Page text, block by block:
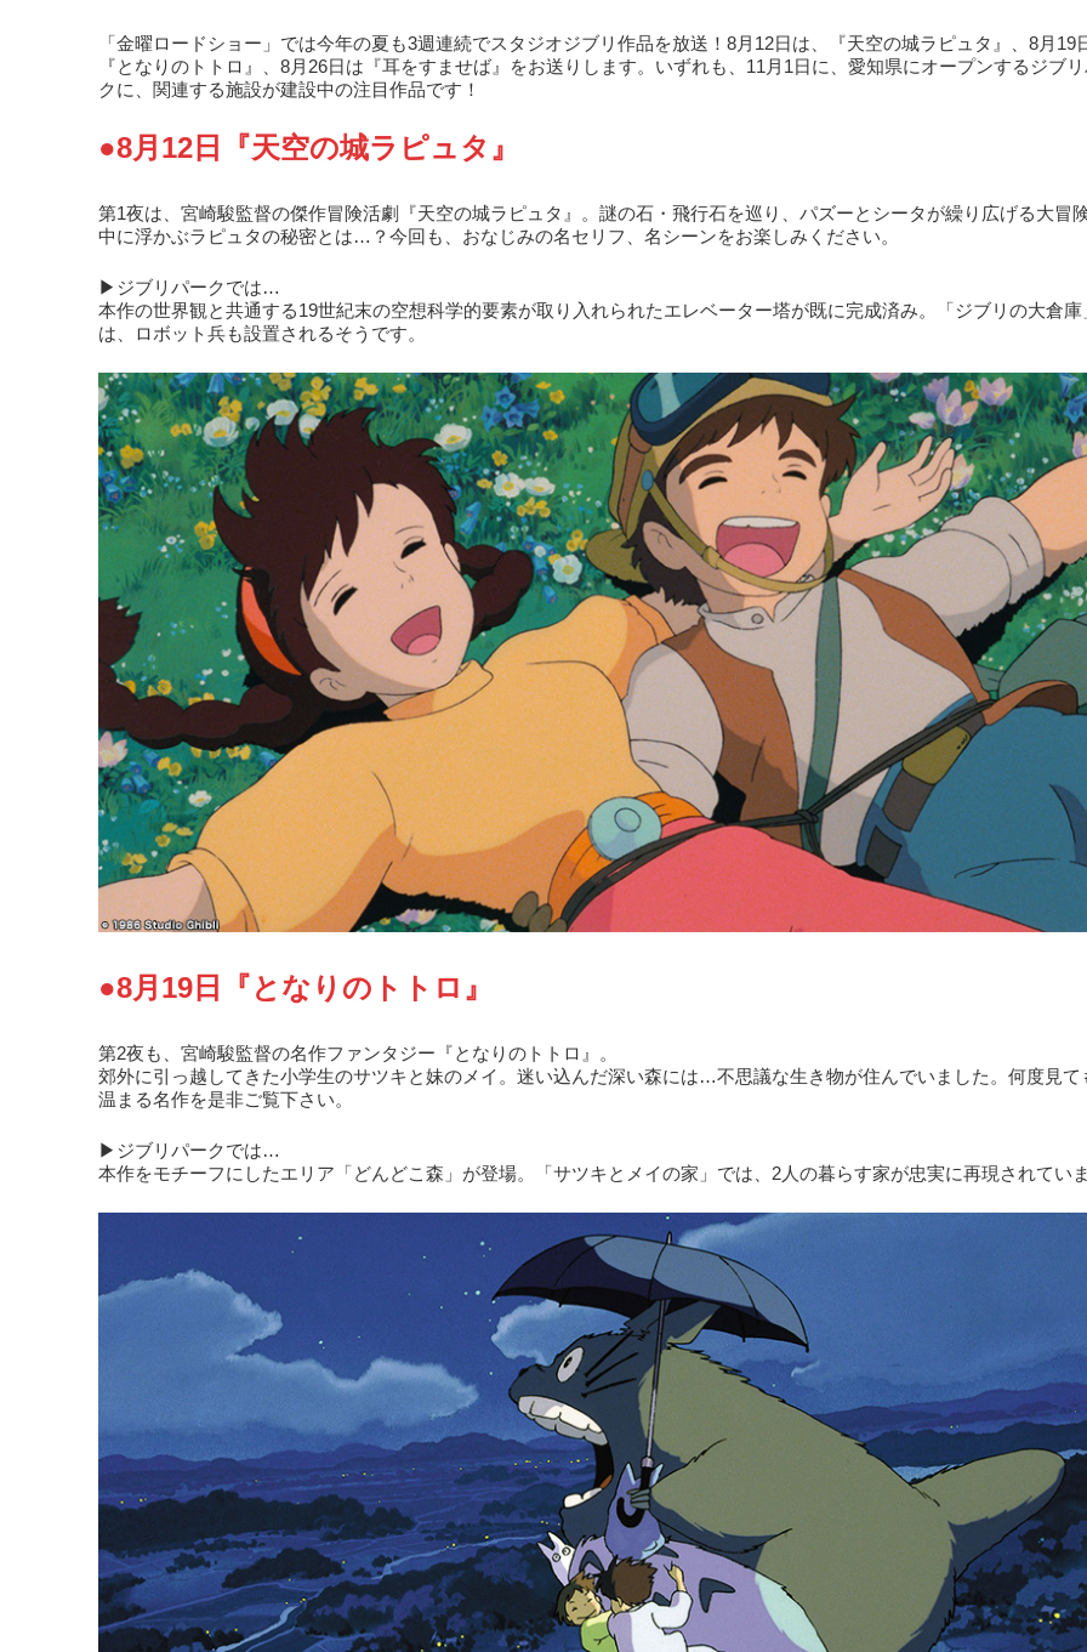
「金曜ロードショー」では今年の夏も3週連続でスタジオジブリ作品を放送！8月12日は、『天空の城ラピュタ』、8月19
『となりのトトロ』、8月26日は『耳をすませば』をお送りします。いずれも、11月1日に、愛知県にオープンするジブ
クに、関連する施設が建設中の注目作品です！
●8月12日『天空の城ラピュタ』
第1夜は、宮崎駿監督の傑作冒険活劇『天空の城ラピュタ』。謎の石・飛行石を巡り、パズーとシータが繰り広げる大冒
中に浮かぶラピュタの秘密とは…？今回も、おなじみの名セリフ、名シーンをお楽しみください。
▶ジブリパークでは…
本作の世界観と共通する19世紀末の空想科学的要素が取り入れられたエレベーター塔が既に完成済み。「ジブリの大倉庫
は、ロボット兵も設置されるそうです。
●8月19日『となりのトトロ』
第2夜も、宮崎駿監督の名作ファンタジー『となりのトトロ』。
郊外に引っ越してきた小学生のサツキと妹のメイ。迷い込んだ深い森には…不思議な生き物が住んでいました。何度見て
温まる名作を是非ご覧下さい。
▶ジブリパークでは…
本作をモチーフにしたエリア「どんどこ森」が登場。「サツキとメイの家」では、2人の暮らす家が忠実に再現されてい